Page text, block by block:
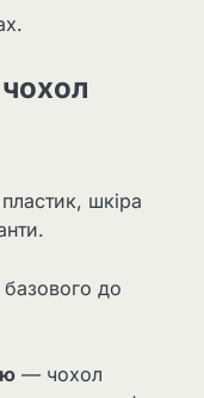
шкіра
до
— чохол